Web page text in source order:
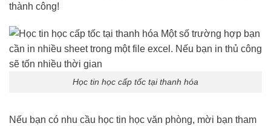
thành công!
Học tin học cấp tốc tại thanh hóa
Nếu bạn có nhu cầu học tin học văn phòng, mời bạn tham